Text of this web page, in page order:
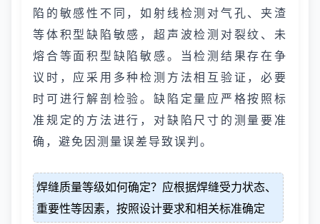
陷的敏感性不同，如射线检测对气孔、夹渣
等体积型缺陷敏感，超声波检测对裂纹、未
熔合等面积型缺陷敏感。当检测结果存在争
议时，应采用多种检测方法相互验证，必要
时可进行解剖检验。缺陷定量应严格按照标
准规定的方法进行，对缺陷尺寸的测量要准
确，避免因测量误差导致误判。
焊缝质量等级如何确定？应根据焊缝受力状态、
重要性等因素，按照设计要求和相关标准确定